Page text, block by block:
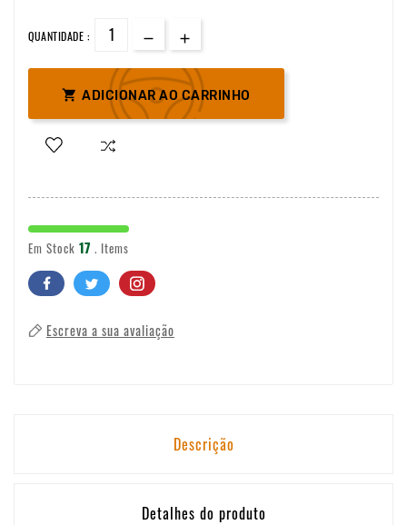
QUANTIDADE :
 ADICIONAR AO CARRINHO
Em Stock 17 . Items
Escreva a sua avaliação
Descrição
Detalhes do produto